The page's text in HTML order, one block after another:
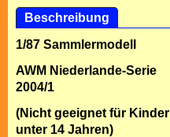
Beschreibung
1/87 Sammlermodell
AWM Niederlande-Serie
2004/1
(Nicht geeignet für Kinder
unter 14 Jahren)